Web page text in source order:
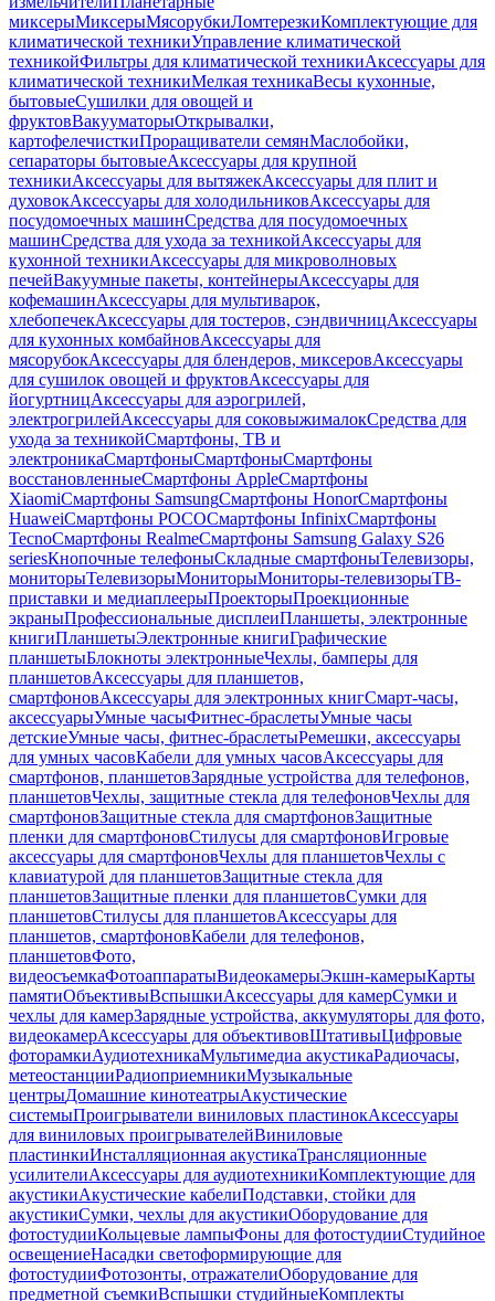
миксерыМиксерыМясорубкиЛомтерезкиКомплектующие для
климатической техникиУправление климатической
техникойФильтры для климатической техникиАксессуары для
климатической техникиМелкая техникаВесы кухонные,
бытовыеСушилки для овощей и
фруктовВакууматорыОткрывалки,
картофелечисткиПроращиватели семянМаслобойки,
сепараторы бытовыеАксессуары для крупной
техникиАксессуары для вытяжекАксессуары для плит и
духовокАксессуары для холодильниковАксессуары для
посудомоечных машинСредства для посудомоечных
машинСредства для ухода за техникойАксессуары для
кухонной техникиАксессуары для микроволновых
печейВакуумные пакеты, контейнерыАксессуары для
кофемашинАксессуары для мультиварок,
хлебопечекАксессуары для тостеров, сэндвичницАксессуары
для кухонных комбайновАксессуары для
мясорубокАксессуары для блендеров, миксеровАксессуары
для сушилок овощей и фруктовАксессуары для
йогуртницАксессуары для аэрогрилей,
электрогрилейАксессуары для соковыжималокСредства для
ухода за техникойСмартфоны, ТВ и
электроникаСмартфоныСмартфоныСмартфоны
восстановленныеСмартфоны AppleСмартфоны
XiaomiСмартфоны SamsungСмартфоны HonorСмартфоны
HuaweiСмартфоны POCOСмартфоны InfinixСмартфоны
TecnoСмартфоны RealmeСмартфоны Samsung Galaxy S26
seriesКнопочные телефоныСкладные смартфоныТелевизоры,
мониторыТелевизорыМониторыМониторы-телевизорыТВ-
приставки и медиаплеерыПроекторыПроекционные
экраныПрофессиональные дисплеиПланшеты, электронные
книгиПланшетыЭлектронные книгиГрафические
планшетыБлокноты электронныеЧехлы, бамперы для
планшетовАксессуары для планшетов,
смартфоновАксессуары для электронных книгСмарт-часы,
аксессуарыУмные часыФитнес-браслетыУмные часы
детскиеУмные часы, фитнес-браслетыРемешки, аксессуары
для умных часовКабели для умных часовАксессуары для
смартфонов, планшетовЗарядные устройства для телефонов,
планшетовЧехлы, защитные стекла для телефоновЧехлы для
смартфоновЗащитные стекла для смартфоновЗащитные
пленки для смартфоновСтилусы для смартфоновИгровые
аксессуары для смартфоновЧехлы для планшетовЧехлы с
клавиатурой для планшетовЗащитные стекла для
планшетовЗащитные пленки для планшетовСумки для
планшетовСтилусы для планшетовАксессуары для
планшетов, смартфоновКабели для телефонов,
планшетовФото,
видеосъемкаФотоаппаратыВидеокамерыЭкшн-камерыКарты
памятиОбъективыВспышкиАксессуары для камерСумки и
чехлы для камерЗарядные устройства, аккумуляторы для фото,
видеокамерАксессуары для объективовШтативыЦифровые
фоторамкиАудиотехникаМультимедиа акустикаРадиочасы,
метеостанцииРадиоприемникиМузыкальные
центрыДомашние кинотеатрыАкустические
системыПроигрыватели виниловых пластинокАксессуары
для виниловых проигрывателейВиниловые
пластинкиИнсталляционная акустикаТрансляционные
усилителиАксессуары для аудиотехникиКомплектующие для
акустикиАкустические кабелиПодставки, стойки для
акустикиСумки, чехлы для акустикиОборудование для
фотостудииКольцевые лампыФоны для фотостудииСтудийное
освещениеНасадки светоформирующие для
фотостудииФотозонты, отражателиОборудование для
предметной съемкиВспышки студийныеКомплекты